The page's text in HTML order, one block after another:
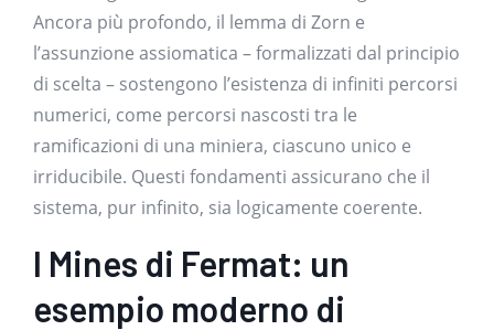
Ancora più profondo, il lemma di Zorn e
l’assunzione assiomatica – formalizzati dal principio
di scelta – sostengono l’esistenza di infiniti percorsi
numerici, come percorsi nascosti tra le
ramificazioni di una miniera, ciascuno unico e
irriducibile. Questi fondamenti assicurano che il
sistema, pur infinito, sia logicamente coerente.
I Mines di Fermat: un
esempio moderno di